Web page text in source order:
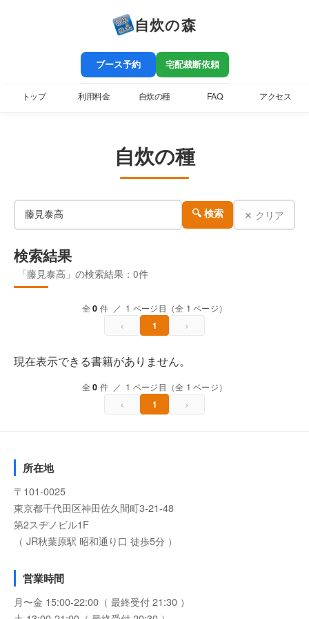
自炊の森
ブース予約 宅配裁断依頼
トップ 利用料金 自炊の種 FAQ アクセス
自炊の種
🔍 検索 ✕ クリア
検索結果
「藤見泰高」の検索結果：0件
全0 件 ／ 1 ページ目（全 1 ページ）
‹ 1 ›
現在表示できる書籍がありません。
全0 件 ／ 1 ページ目（全 1 ページ）
‹ 1 ›
所在地
〒101-0025
東京都千代田区神田佐久間町3-21-48
第2スヂノビル1F
（ JR秋葉原駅 昭和通り口 徒歩5分 ）
営業時間
月〜金 15:00-22:00（ 最終受付 21:30 ）